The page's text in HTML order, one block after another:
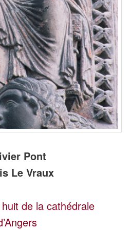
Pont
Le Vraux
de la cathédrale